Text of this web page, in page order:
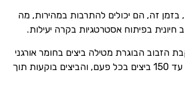
זה, הם יכולים להתרבות במהירות, מה
בפיתוח אסטרטגיות בקרה יעילות.
הזבוב הבוגרת מטילה ביצים בחומר אורגני
לח, כגון פסולת בעלי חיים, אשפה או מזון נרקב. נקבת זבוב יכולה להטיל עד 150 ביצים בכל פעם, והביצים בוקעות תוך